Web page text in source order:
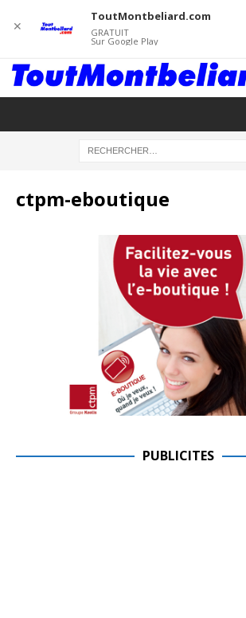
ctpm-eboutique
PUBLICITES
✕
ToutMontbeliard.com
GRATUIT
Sur Google Play